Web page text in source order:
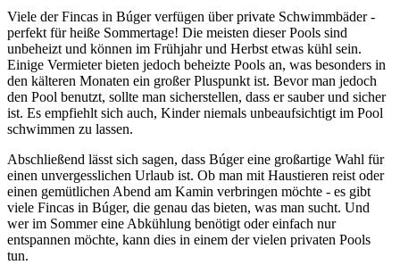
Viele der Fincas in Búger verfügen über private Schwimmbäder -
perfekt für heiße Sommertage! Die meisten dieser Pools sind
unbeheizt und können im Frühjahr und Herbst etwas kühl sein.
Einige Vermieter bieten jedoch beheizte Pools an, was besonders in
den kälteren Monaten ein großer Pluspunkt ist. Bevor man jedoch
den Pool benutzt, sollte man sicherstellen, dass er sauber und sicher
ist. Es empfiehlt sich auch, Kinder niemals unbeaufsichtigt im Pool
schwimmen zu lassen.
Abschließend lässt sich sagen, dass Búger eine großartige Wahl für
einen unvergesslichen Urlaub ist. Ob man mit Haustieren reist oder
einen gemütlichen Abend am Kamin verbringen möchte - es gibt
viele Fincas in Búger, die genau das bieten, was man sucht. Und
wer im Sommer eine Abkühlung benötigt oder einfach nur
entspannen möchte, kann dies in einem der vielen privaten Pools
tun.